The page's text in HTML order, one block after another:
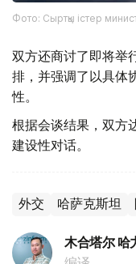
Фото: Сыртқы істер
双方还商讨了即将举
排，并强调了以具体
性。
根据会谈结果，双方
建设性对话。
外交 哈萨克斯坦
木合塔尔 哈